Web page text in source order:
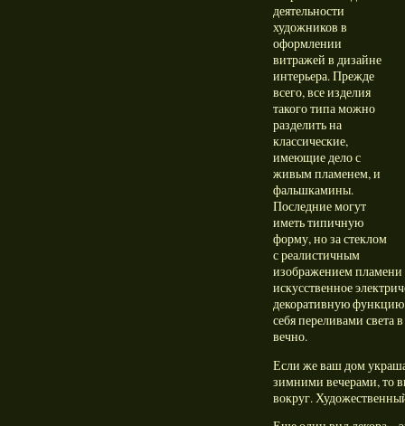
деятельности
художников в
оформлении
витражей в дизайне
интерьера. Прежде
всего, все изделия
такого типа можно
разделить на
классические,
имеющие дело с
живым пламенем, и
фальшкамины.
Последние могут
иметь типичную
форму, но за стеклом
с реалистичным
изображением
искусственное
декоративную
себя переливами света
вечно.
Если же ваш дом
зимними вечерами, то
вокруг.